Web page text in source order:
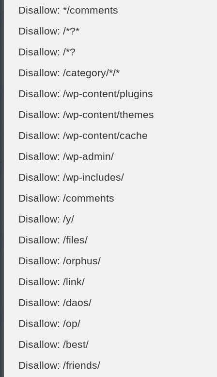
Disallow: */comments
Disallow: /*?*
Disallow: /*?
Disallow: /category/*/*
Disallow: /wp-content/plugins
Disallow: /wp-content/themes
Disallow: /wp-content/cache
Disallow: /wp-admin/
Disallow: /wp-includes/
Disallow: /comments
Disallow: /y/
Disallow: /files/
Disallow: /orphus/
Disallow: /link/
Disallow: /daos/
Disallow: /op/
Disallow: /best/
Disallow: /friends/